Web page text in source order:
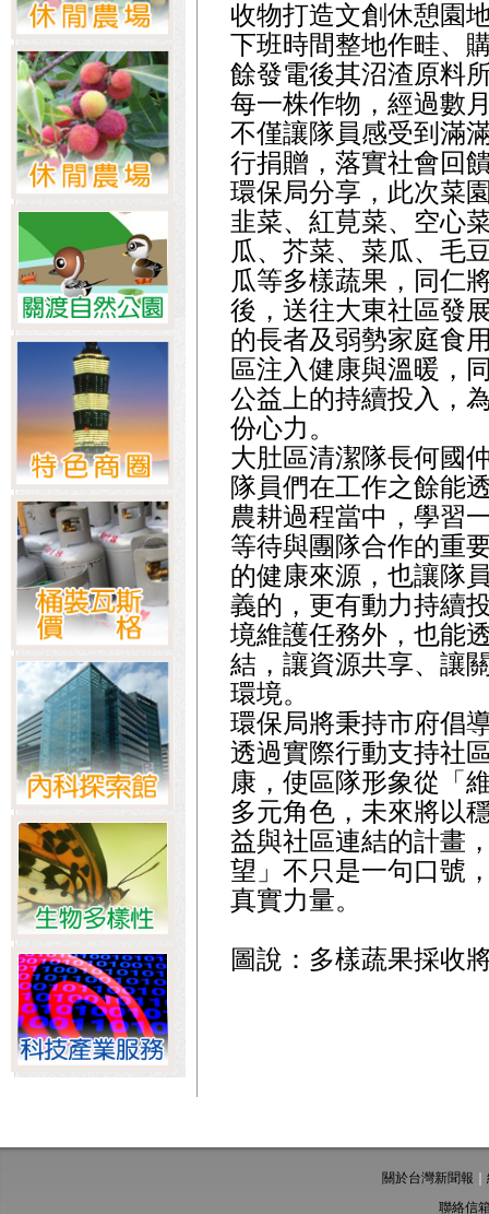
收物打造文創休憩園
下班時間整地作畦、
餘發電後其沼渣原料
每一株作物，經過數
不僅讓隊員感受到滿
行捐贈，落實社會回
環保局分享，此次菜
韭菜、紅莧菜、空心
瓜、芥菜、菜瓜、毛
瓜等多樣蔬果，同仁
後，送往大東社區發
的長者及弱勢家庭食
區注入健康與溫暖，
公益上的持續投入，
份心力。
大肚區清潔隊長何國
隊員們在工作之餘能
農耕過程當中，學習
等待與團隊合作的重
的健康來源，也讓隊
義的，更有動力持續
境維護任務外，也能
結，讓資源共享、讓
環境。
環保局將秉持市府倡
透過實際行動支持社
康，使區隊形象從「
多元角色，未來將以
益與社區連結的計畫
望」不只是一句口號
真實力量。
圖說：多樣蔬果採收